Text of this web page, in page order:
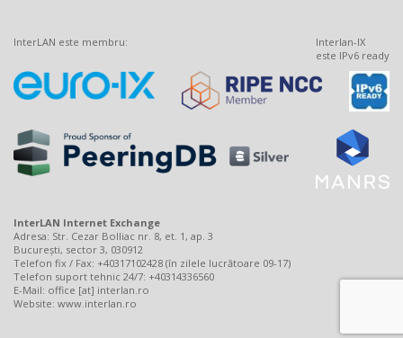
InterLAN este membru:
Interlan-IX
este IPv6 ready
InterLAN Internet Exchange
Adresa: Str. Cezar Bolliac nr. 8, et. 1, ap. 3
București, sector 3, 030912
Telefon fix / Fax: +40317102428 (în zilele lucrătoare 09-17)
Telefon suport tehnic 24/7: +40314336560
E-Mail: office [at] interlan.ro
Website: www.interlan.ro